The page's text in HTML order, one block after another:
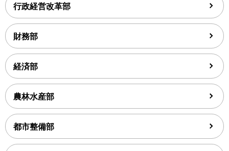
行政経営改革部
財務部
経済部
農林水産部
都市整備部